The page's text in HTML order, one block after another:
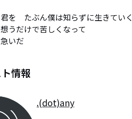
を　たぶん僕は知らずに生きていく
うだけで苦しくなって
いだ
情報
.(dot)any